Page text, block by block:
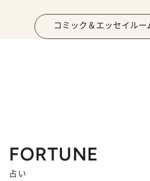
コミック＆エッセイルー
FORTUNE
占い